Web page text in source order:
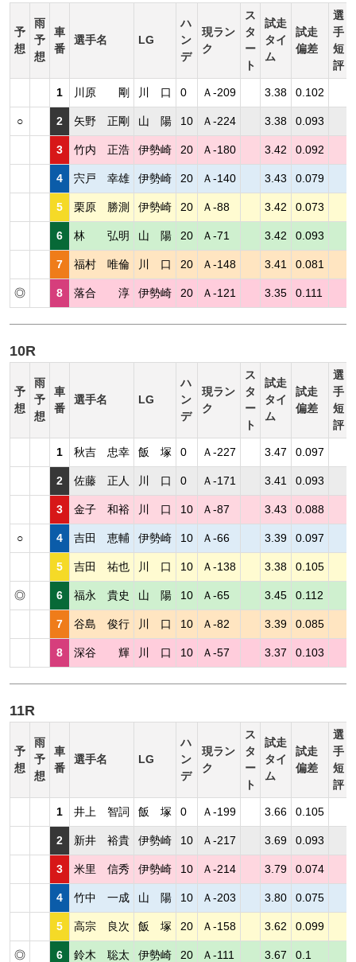
予
想
雨
予
想
車
番
選手名 LG
ハ
ン
デ
現ラン
ク
ス
タ
ー
ト
試走
タイ
ム
試走
偏差
選
手
短
評
1 川原 剛 川 口 0 Ａ-209 3.38 0.102
○ 2 矢野 正剛 山 陽 10 Ａ-224 3.38 0.093
3 竹内 正浩 伊勢崎 20 Ａ-180 3.42 0.092
4 宍戸 幸雄 伊勢崎 20 Ａ-140 3.43 0.079
5 栗原 勝測 伊勢崎 20 Ａ-88 3.42 0.073
6 林 弘明 山 陽 20 Ａ-71 3.42 0.093
7 福村 唯倫 川 口 20 Ａ-148 3.41 0.081
◎ 8 落合 淳 伊勢崎 20 Ａ-121 3.35 0.111
10R
予
想
雨
予
想
車
番
選手名 LG
ハ
ン
デ
現ラン
ク
ス
タ
ー
ト
試走
タイ
ム
試走
偏差
選
手
短
評
1 秋吉 忠幸 飯 塚 0 Ａ-227 3.47 0.097
2 佐藤 正人 川 口 0 Ａ-171 3.41 0.093
3 金子 和裕 川 口 10 Ａ-87 3.43 0.088
○ 4 吉田 恵輔 伊勢崎 10 Ａ-66 3.39 0.097
5 吉田 祐也 川 口 10 Ａ-138 3.38 0.105
◎ 6 福永 貴史 山 陽 10 Ａ-65 3.45 0.112
7 谷島 俊行 川 口 10 Ａ-82 3.39 0.085
8 深谷 輝 川 口 10 Ａ-57 3.37 0.103
11R
予
想
雨
予
想
車
番
選手名 LG
ハ
ン
デ
現ラン
ク
ス
タ
ー
ト
試走
タイ
ム
試走
偏差
選
手
短
評
1 井上 智詞 飯 塚 0 Ａ-199 3.66 0.105
2 新井 裕貴 伊勢崎 10 Ａ-217 3.69 0.093
3 米里 信秀 伊勢崎 10 Ａ-214 3.79 0.074
4 竹中 一成 山 陽 10 Ａ-203 3.80 0.075
5 高宗 良次 飯 塚 20 Ａ-158 3.62 0.099
◎ 6 鈴木 聡太 伊勢崎 20 Ａ-111 3.67 0.1